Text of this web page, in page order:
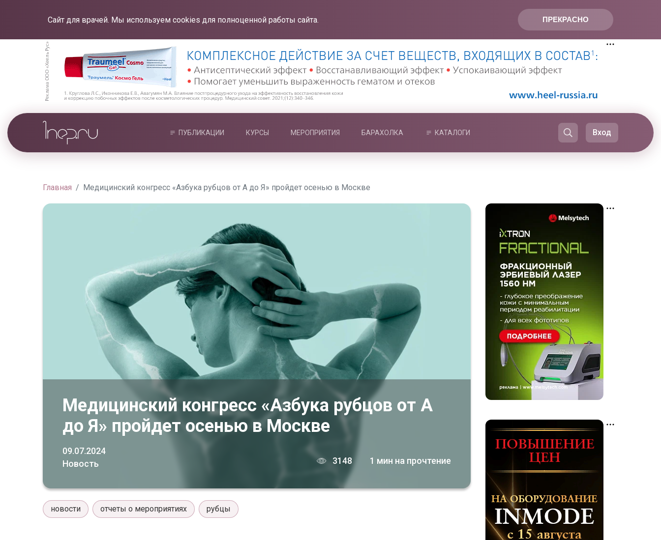
ПРЕКРАСНО
Сайт для врачей. Мы используем cookies для полноценной работы сайта.
ПУБЛИКАЦИИ КУРСЫ МЕРОПРИЯТИЯ БАРАХОЛКА КАТАЛОГИ Вход
Главная Медицинский конгресс «Азбука рубцов от А до Я» пройдет осенью в Москве
Медицинский конгресс «Азбука рубцов от А
до Я» пройдет осенью в Москве
09.07.2024
Новость
3148 1 мин на прочтение
новости отчеты о мероприятиях рубцы